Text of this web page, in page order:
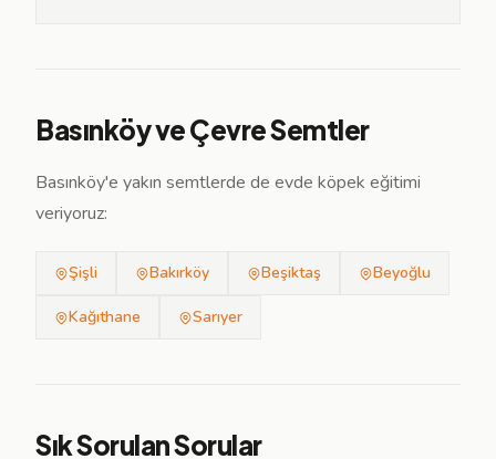
Basınköy ve Çevre Semtler
Basınköy'e yakın semtlerde de evde köpek eğitimi
veriyoruz:
Şişli Bakırköy Beşiktaş Beyoğlu
Kağıthane Sarıyer
Sık Sorulan Sorular